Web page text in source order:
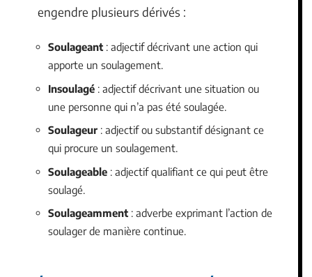
engendre plusieurs dérivés :
Soulageant : adjectif décrivant une action qui
apporte un soulagement.
Insoulagé : adjectif décrivant une situation ou
une personne qui n’a pas été soulagée.
Soulageur : adjectif ou substantif désignant ce
qui procure un soulagement.
Soulageable : adjectif qualifiant ce qui peut être
soulagé.
Soulageamment : adverbe exprimant l’action de
soulager de manière continue.